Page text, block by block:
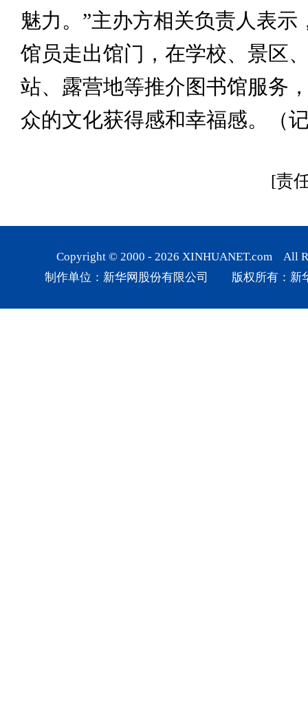
魅力。”主办方相关负责人表示
馆员走出馆门，在学校、景区
站、露营地等推介图书馆服务
众的文化获得感和幸福感。（
[责
Copyright © 2000 - 2026 XINHUANET.com All
制作单位：新华网股份有限公司 版权所有：新